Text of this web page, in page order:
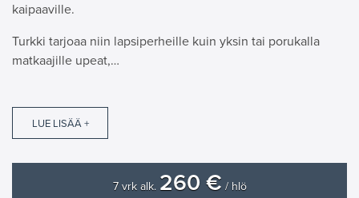
kaipaaville.
Turkki tarjoaa niin lapsiperheille kuin yksin tai porukalla
matkaajille upeat,…
LUE LISÄÄ +
7 vrk alk. 260 € / hlö